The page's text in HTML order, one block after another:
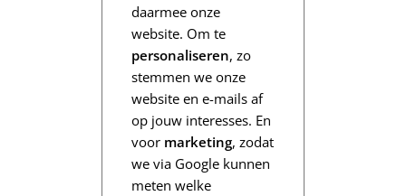
daarmee onze
website. Om te
personaliseren, zo
stemmen we onze
website en e-mails af
op jouw interesses. En
voor marketing, zodat
we via Google kunnen
meten welke